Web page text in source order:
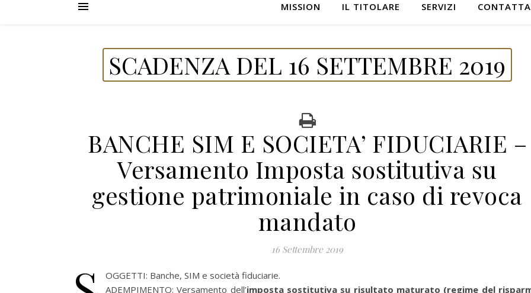
MISSION IL TITOLARE SERVIZI
SCADENZA DEL 16 SETTEMBRE 2019
BANCHE SIM E SOCIETA’ FIDUCIARIE –
Versamento Imposta sostitutiva su
gestione patrimoniale in caso di revoca
mandato
16 Settembre 2019
OGGETTI: Banche, SIM e società fiduciarie.
ADEMPIMENTO: Versamento dell’imposta sostitutiva su risultato maturato (regime del